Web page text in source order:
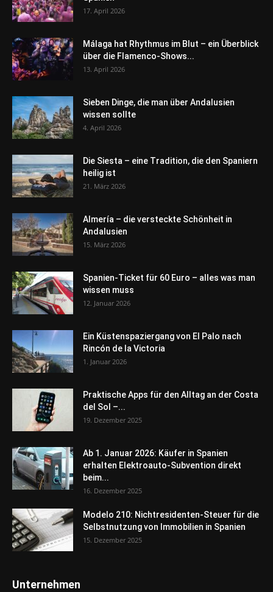
17. April 2026
Málaga hat Rhythmus im Blut – ein Überblick
über die Flamenco-Shows...
13. April 2026
Sieben Dinge, die man über Andalusien
wissen sollte
4. April 2026
Die Siesta – eine Tradition, die den Spaniern
heilig ist
21. März 2026
Almería – die versteckte Schönheit in
Andalusien
15. März 2026
Spanien-Ticket für 60 Euro – alles was man
wissen muss
12. Januar 2026
Ein Küstenspaziergang von El Palo nach
Rincón de la Victoria
1. Januar 2026
Praktische Apps für den Alltag an der Costa
del Sol –...
19. Dezember 2025
Ab 1. Januar 2026: Käufer in Spanien
erhalten Elektroauto-Subvention direkt
beim...
16. Dezember 2025
Modelo 210: Nichtresidenten-Steuer für die
Selbstnutzung von Immobilien in Spanien
15. Dezember 2025
Unternehmen